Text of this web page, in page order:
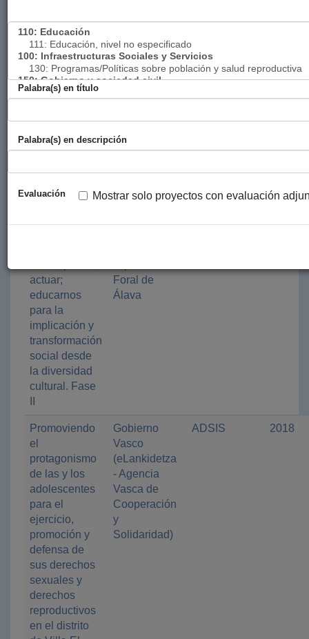
Palabra(s) en título
Palabra(s) en descripción
Evaluación Mostrar solo proyectos con evaluación
de mujeres
indígenas
municipio
Quiabaya
Cooperación
y
Solidaridad)
Sentir-Pensar-
para la
transformación
social desde
cultural. Fase
Ayuntamiento
ADSIS 2018
actuar;
educarnos
para la
implicación y
transformación
social desde
la diversidad
cultural. Fase
Foral de
Álava
Promoviendo
el
protagonismo
de las y los
adolescentes
para el
ejercicio,
promoción y
defensa de
sus derechos
sexuales y
derechos
reproductivos
en el distrito
Gobierno
Vasco
(eLankidetza
- Agencia
Vasca de
Cooperación
y
Solidaridad)
ADSIS 2018